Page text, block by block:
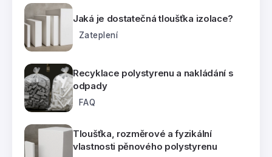
Jaká je dostatečná tloušťka izolace?
Zateplení
Recyklace polystyrenu a nakládání s
odpady
FAQ
Tloušťka, rozměrové a fyzikální
vlastnosti pěnového polystyrenu